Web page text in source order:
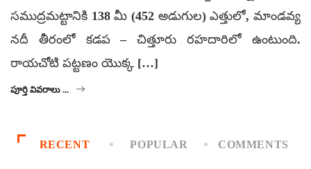
సముద్రమట్టానికి 138 మీ (452 అడుగుల) ఎత్తులో, మాండవ్య
నదీ తీరంలో కడప – చిత్తూరు రహదారిలో ఉంటుంది.
రాయచోటి పట్టణం యొక్క […]
పూర్తి వివరాలు ...
RECENT POPULAR COMMENTS